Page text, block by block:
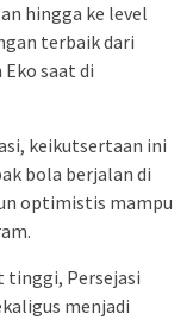
hingga ke level
terbaik dari
Eko saat di
keikutsertaan ini
bola berjalan di
optimistis mampu
tinggi, Persejasi
menjadi